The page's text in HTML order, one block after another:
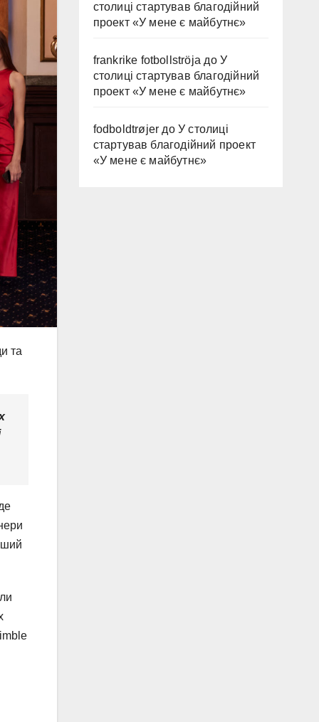
та
столиці стартував благодійний
проект «У мене є майбутнє»
frankrike fotbollströja до У
столиці стартував благодійний
проект «У мене є майбутнє»
fodboldtrøjer до У столиці
стартував благодійний проект
«У мене є майбутнє»